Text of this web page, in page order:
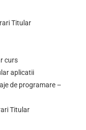
Titular
curs
aplicatii
de programare –
Titular